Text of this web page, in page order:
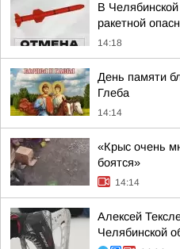
В
ракетной
14:18
День памяти
Глеба
14:14
«Крыс очень
боятся»
14:14
Алексей
Челябинской